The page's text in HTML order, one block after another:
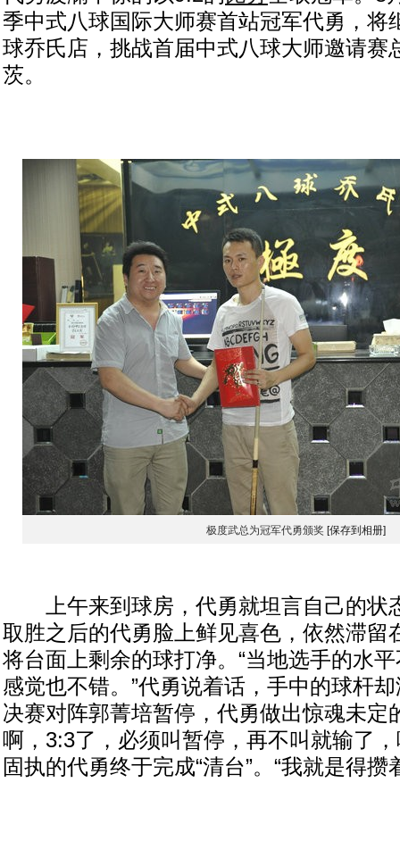
季中式八球国际大师赛首站冠军代勇，将
球乔氏店，挑战首届中式八球大师邀请赛
茨。
极度武总为冠军代勇颁奖 [保存到相册]
上午来到球房，代勇就坦言自己的状
取胜之后的代勇脸上鲜见喜色，依然滞留
将台面上剩余的球打净。“当地选手的水
感觉也不错。”代勇说着话，手中的球杆
决赛对阵郭菁培暂停，代勇做出惊魂未定
啊，3:3了，必须叫暂停，再不叫就输了
固执的代勇终于完成“清台”。“我就是得攒